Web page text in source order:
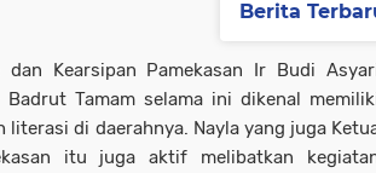
dan Kearsipan Pamekasan Ir Budi
Badrut Tamam selama ini dikenal
literasi di daerahnya. Nayla yang juga
itu juga aktif melibatkan
Berita